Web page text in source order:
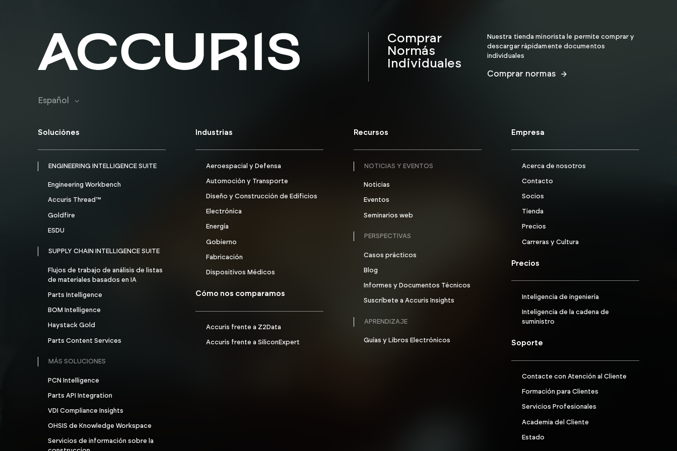
Comprar
Normás
Individuales
Nuestra tienda minorista le permite comprar y
descargar rápidamente documentos
individuales
Comprar normas
Español
Soluciónes
ENGINEERING INTELLIGENCE SUITE
Engineering Workbench
Accuris Thread™
Goldfire
ESDU
SUPPLY CHAIN INTELLIGENCE SUITE
Flujos de trabajo de análisis de listas
de materiales basados en IA
Parts Intelligence
BOM Intelligence
Haystack Gold
Parts Content Services
MÁS SOLUCIONES
PCN Intelligence
Parts API Integration
VDI Compliance Insights
OHSIS de Knowledge Workspace
Servicios de información sobre la
Industrias
Aeroespacial y Defensa
Automoción y Transporte
Diseño y Construcción de Edificios
Electrónica
Energía
Gobierno
Fabricación
Dispositivos Médicos
Cómo nos comparamos
Accuris frente a Z2Data
Accuris frente a SiliconExpert
Recursos
NOTICIAS Y EVENTOS
Noticias
Eventos
Seminarios web
PERSPECTIVAS
Casos prácticos
Blog
Informes y Documentos Técnicos
Suscríbete a Accuris Insights
APRENDIZAJE
Guías y Libros Electrónicos
Empresa
Acerca de nosotros
Contacto
Socios
Tienda
Precios
Carreras y Cultura
Precios
Inteligencia de ingeniería
Inteligencia de la cadena de
suministro
Soporte
Contacte con Atención al Cliente
Formación para Clientes
Servicios Profesionales
Academia del Cliente
Estado